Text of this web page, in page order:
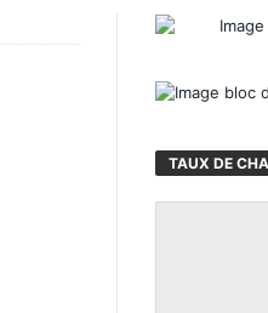
TAUX DE